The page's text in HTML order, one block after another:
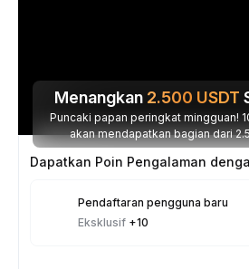
Menangkan 2.500 USDT
Puncaki papan peringkat mingguan!
akan mendapatkan bagian dari
minggunya.
Pendaftaran pengguna baru
Eksklusif +10